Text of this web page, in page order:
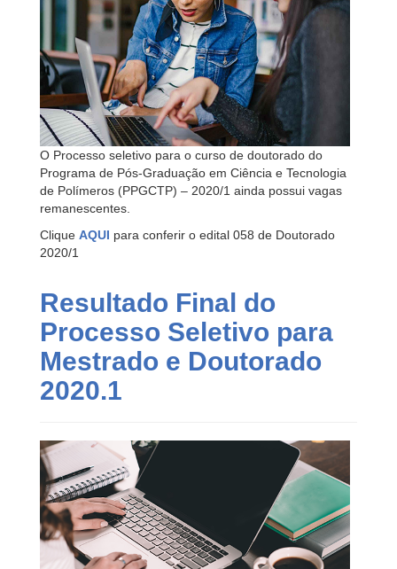
O Processo seletivo para o curso de doutorado do
Programa de Pós-Graduação em Ciência e Tecnologia
de Polímeros (PPGCTP) – 2020/1 ainda possui vagas
remanescentes.
Clique AQUI para conferir o edital 058 de Doutorado
2020/1
Resultado Final do
Processo Seletivo para
Mestrado e Doutorado
2020.1